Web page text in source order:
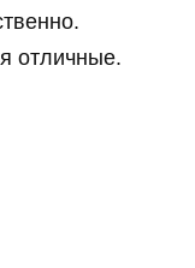
отличные.